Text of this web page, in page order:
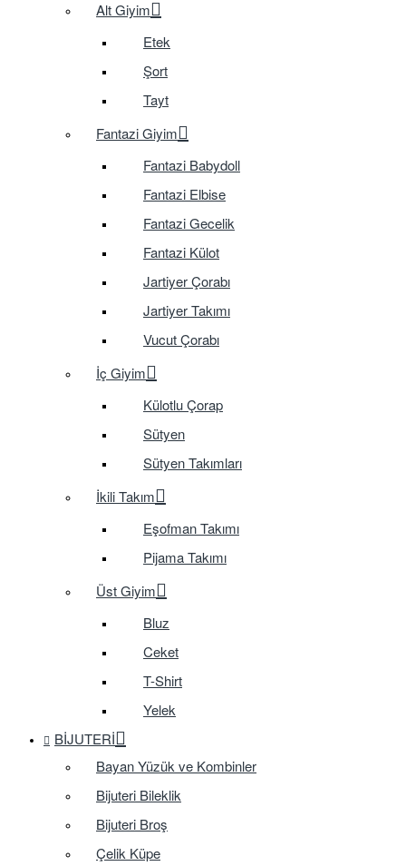
Alt Giyim
Etek
Şort
Tayt
Fantazi Giyim
Fantazi Babydoll
Fantazi Elbise
Fantazi Gecelik
Fantazi Külot
Jartiyer Çorabı
Jartiyer Takımı
Vucut Çorabı
İç Giyim
Külotlu Çorap
Sütyen
Sütyen Takımları
İkili Takım
Eşofman Takımı
Pijama Takımı
Üst Giyim
Bluz
Ceket
T-Shirt
Yelek
BIJUTERI
Bayan Yüzük ve Kombinler
Bijuteri Bileklik
Bijuteri Broş
Çelik Küpe